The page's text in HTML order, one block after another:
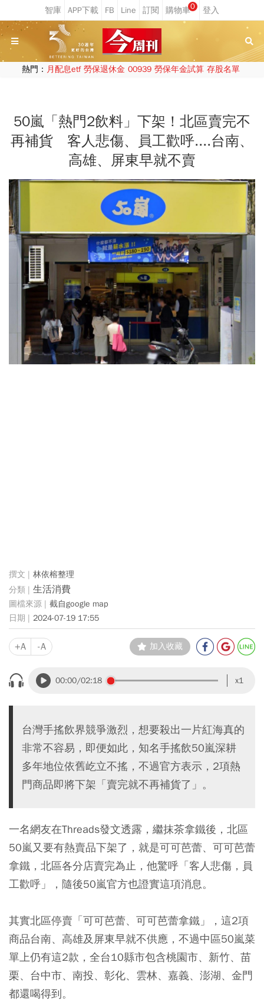
0
熱門： 月配息etf 勞保退休金 00939 勞保年金試算 存股名單
50嵐「熱門2飲料」下架！北區賣完不
再補貨 客人悲傷、員工歡呼....台南、
高雄、屏東早就不賣
林依榕整理
生活消費
截自google map
2024-07-19 17:55
+A -A 加入收藏
00:00/02:18 x1
台灣手搖飲界競爭激烈，想要殺出一片紅海真的
非常不容易，即便如此，知名手搖飲50嵐深耕
多年地位依舊屹立不搖，不過官方表示，2項熱
門商品即將下架「賣完就不再補貨了」。
一名網友在Threads發文透露，繼抹茶拿鐵後，北區
50嵐又要有熱賣品下架了，就是可可芭蕾、可可芭蕾
拿鐵，北區各分店賣完為止，他驚呼「客人悲傷，員
工歡呼」，隨後50嵐官方也證實這項消息。
其實北區停賣「可可芭蕾、可可芭蕾拿鐵」，這2項
商品台南、高雄及屏東早就不供應，不過中區50嵐菜
單上仍有這2款，全台10縣市包含桃園市、新竹、苗
栗、台中市、南投、彰化、雲林、嘉義、澎湖、金門
都還喝得到。